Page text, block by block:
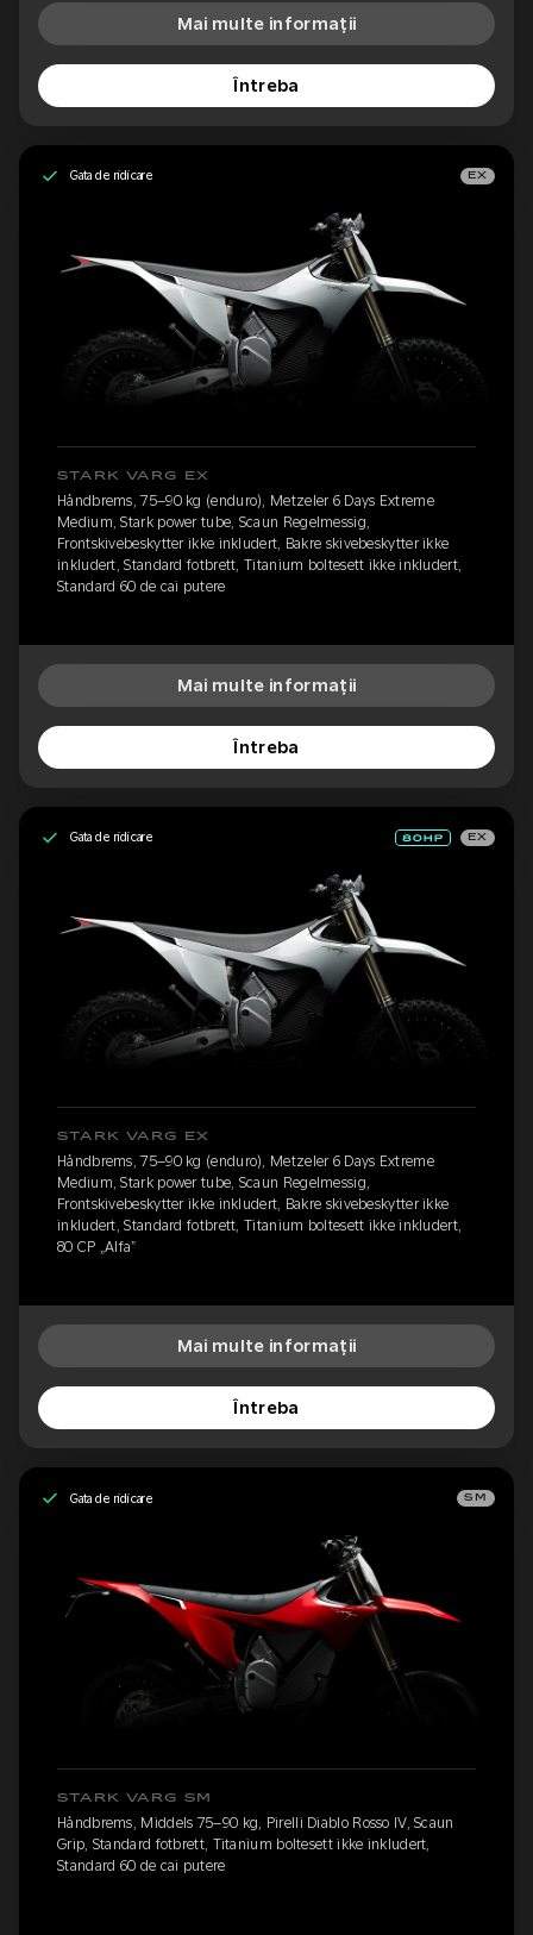
Mai multe informații
Întreba
Gata de ridicare EX
STARK VARG EX
Håndbrems, 75–90 kg (enduro), Metzeler 6 Days Extreme
Medium, Stark power tube, Scaun Regelmessig,
Frontskivebeskytter ikke inkludert, Bakre skivebeskytter ikke
inkludert, Standard fotbrett, Titanium boltesett ikke inkludert,
Standard 60 de cai putere
Mai multe informații
Întreba
Gata de ridicare EX
STARK VARG EX
Håndbrems, 75–90 kg (enduro), Metzeler 6 Days Extreme
Medium, Stark power tube, Scaun Regelmessig,
Frontskivebeskytter ikke inkludert, Bakre skivebeskytter ikke
inkludert, Standard fotbrett, Titanium boltesett ikke inkludert,
80 CP „Alfa”
Mai multe informații
Întreba
Gata de ridicare SM
STARK VARG SM
Håndbrems, Middels 75–90 kg, Pirelli Diablo Rosso IV, Scaun
Grip, Standard fotbrett, Titanium boltesett ikke inkludert,
Standard 60 de cai putere